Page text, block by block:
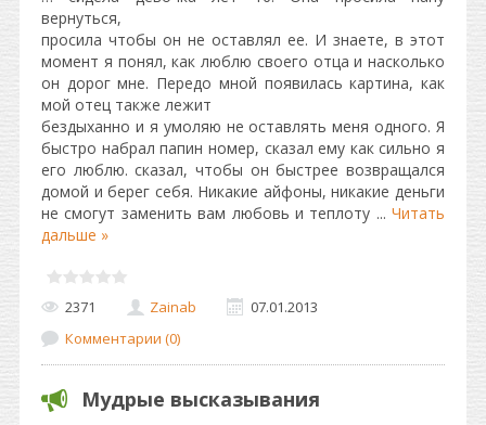
вернуться,
просила чтобы он не оставлял ее. И знаете, в этот
момент я понял, как люблю своего отца и насколько
он дорог мне. Передо мной появилась картина, как
мой отец также лежит
бездыханно и я умоляю не оставлять меня одного. Я
быстро набрал папин номер, сказал ему как сильно я
его люблю. сказал, чтобы он быстрее возвращался
домой и берег себя. Hикакие айфоны, никакие деньги
не смогут заменить вам любовь и теплоту ... Читать
дальше »
2371 Zainab
07.01.2013
Комментарии (0)
Мудрые высказывания